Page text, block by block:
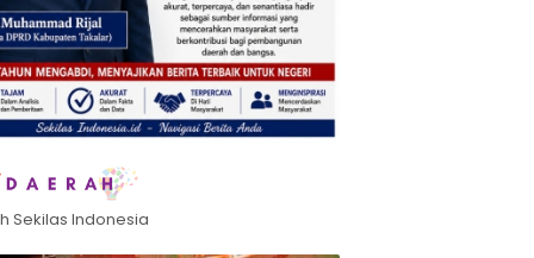
Sekilas Indonesia